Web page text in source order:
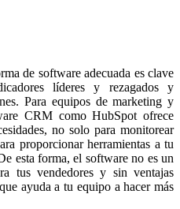
de software adecuada es clave
líderes y rezagados y
Para equipos de marketing y
CRM como HubSpot ofrece
no solo para monitorear
proporcionar herramientas a tu
esta forma, el software no es un
tus vendedores y sin ventajas
ayuda a tu equipo a hacer más